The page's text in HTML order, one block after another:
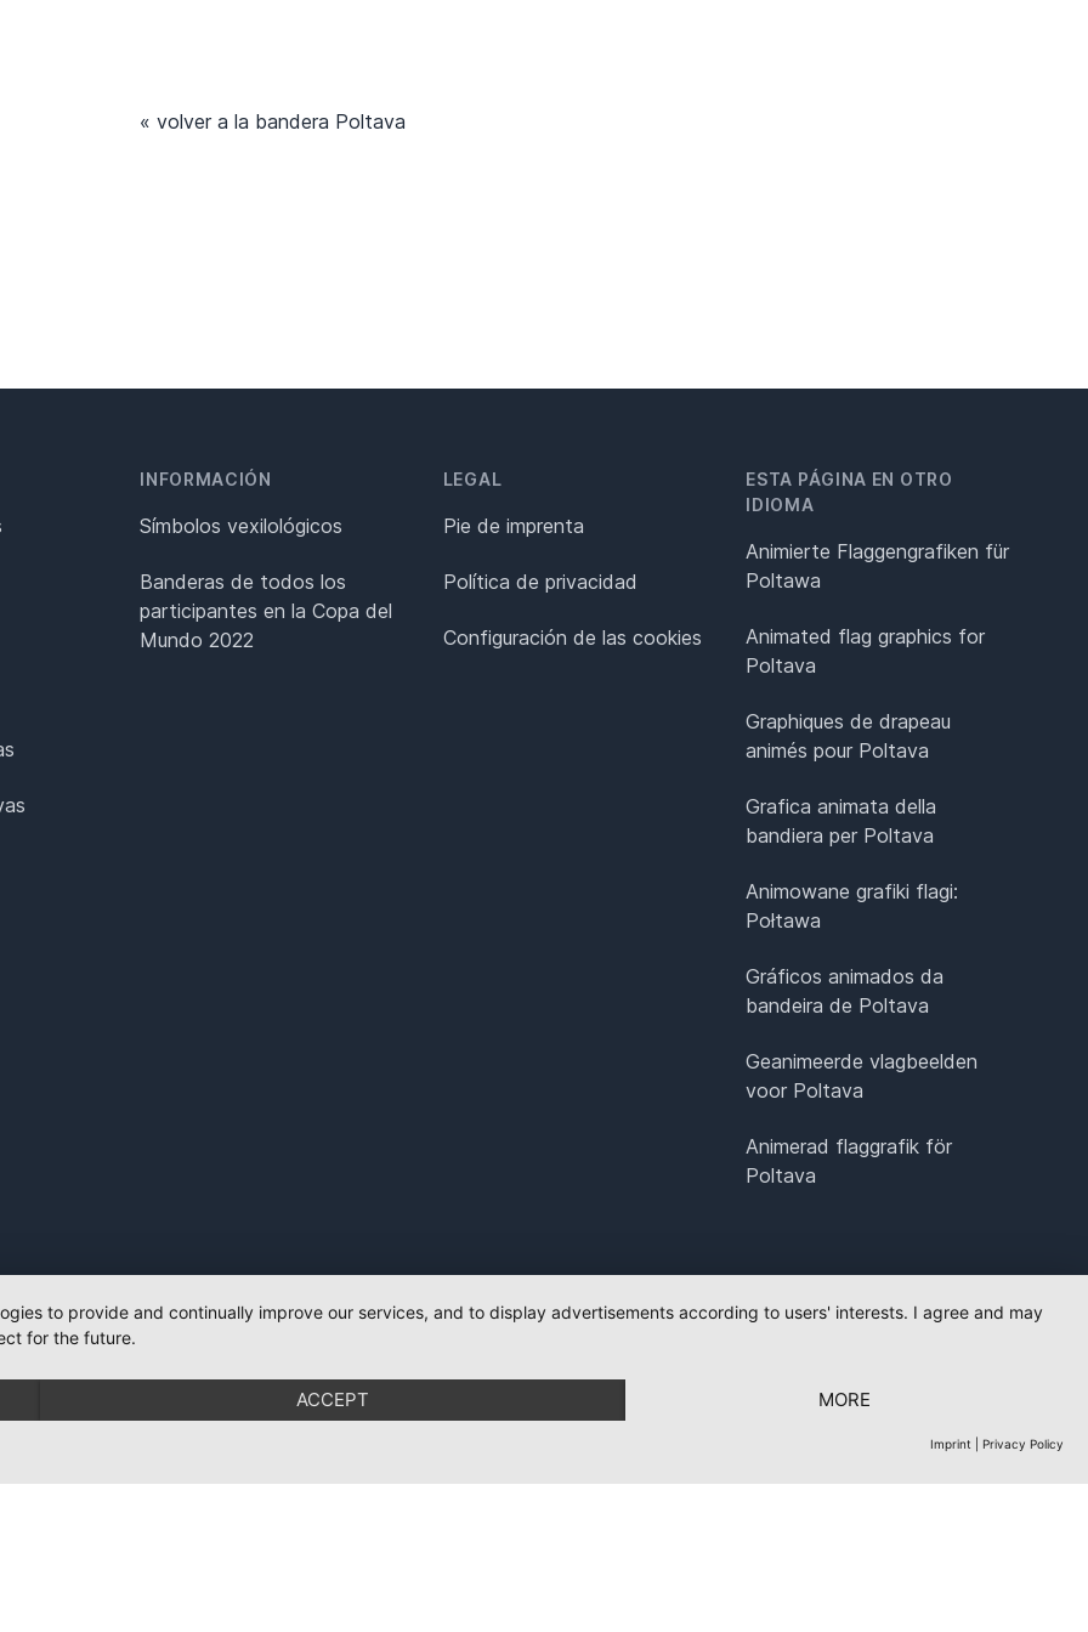
« volver a la bandera Poltava
INFORMACIÓN
Símbolos vexilológicos
Banderas de todos los
participantes en la Copa del
Mundo 2022
LEGAL
Pie de imprenta
Política de privacidad
Configuración de las cookies
ESTA PÁGINA EN OTRO
IDIOMA
Animierte Flaggengrafiken für
Poltawa
Animated flag graphics for
Poltava
Graphiques de drapeau
animés pour Poltava
Grafica animata della
bandiera per Poltava
Animowane grafiki flagi:
Połtawa
Gráficos animados da
bandeira de Poltava
Geanimeerde vlagbeelden
voor Poltava
Animerad flaggrafik för
Poltava
to provide and continually improve our services, and to display advertisements according to users' interests. I agree and may
for the future.
ACCEPT MORE
Imprint Privacy Policy